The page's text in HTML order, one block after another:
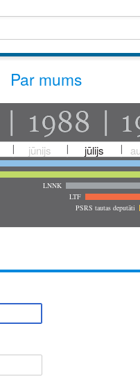
Par mums
jūnijs jūlijs
LNNK
LTF
PSRS tautas deputāti